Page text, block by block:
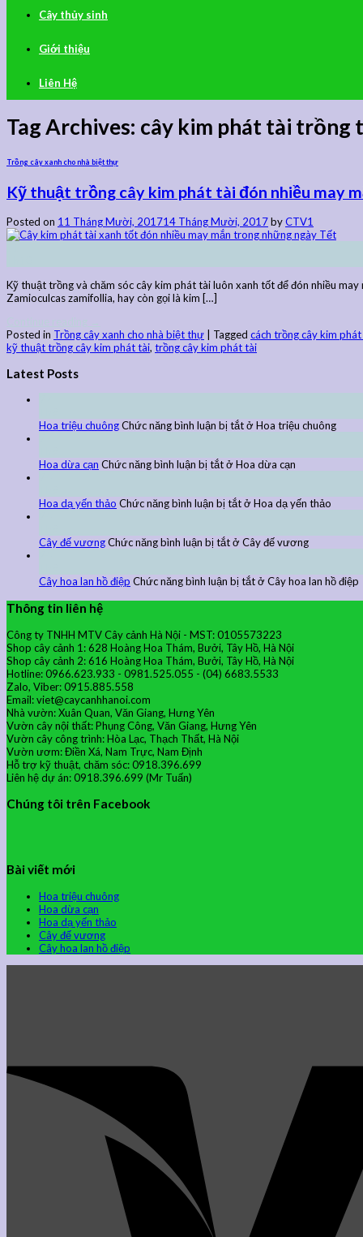
Cây thủy sinh
Giới thiệu
Liên Hệ
Tag Archives: cây kim phát tài trồng
Trồng cây xanh cho nhà biệt thự
Kỹ thuật trồng cây kim phát tài đón nhiều may
Posted on 11 Tháng Mười, 201714 Tháng Mười, 2017byCTV1
Kỹ thuật trồng và chăm sóc cây kim phát tài luôn xanh tốt để đón nhiều
Zamioculcas zamifollia, hay còn gọi là kim […]
Posted in Trồng cây xanh cho nhà biệt thự Tagged cách trồng cây kim
kỹ thuật trồng cây kim phát tài, trồng cây kim phát tài
Latest Posts
Hoa triệu chuôngChức năng bình luận bị tắtở Hoa triệu chuông
Hoa dừa cạn Chức năng bình luận bị tắtở Hoa dừa cạn
Hoa dạ yến thảo Chức năng bình luận bị tắtở Hoa dạ yến thảo
Cây đế vươngChức năng bình luận bị tắtở Cây đế vương
Cây hoa lan hồ điệp Chức năng bình luận bị tắtở Cây hoa lan hồ điệp
Thông tin liên hệ
Công ty TNHH MTV Cây cảnh Hà Nội - MST: 0105573223
Shop cây cảnh 1: 628 Hoàng Hoa Thám, Bưởi, Tây Hồ, Hà Nội
Shop cây cảnh 2: 616 Hoàng Hoa Thám, Bưởi, Tây Hồ, Hà Nội
Hotline: 0966.623.933 - 0981.525.055 - (04) 6683.5533
Zalo, Viber: 0915.885.558
Email: viet@caycanhhanoi.com
Nhà vườn: Xuân Quan, Văn Giang, Hưng Yên
Vườn cây nội thất: Phụng Công, Văn Giang, Hưng Yên
Vườn cây công trình: Hòa Lạc, Thạch Thất, Hà Nội
Vườn ươm: Điền Xá, Nam Trực, Nam Định
Hỗ trợ kỹ thuật, chăm sóc: 0918.396.699
Liên hệ dự án: 0918.396.699 (Mr Tuấn)
Chúng tôi trên Facebook
Bài viết mới
Hoa triệu chuông
Hoa dừa cạn
Hoa dạ yến thảo
Cây đế vương
Cây hoa lan hồ điệp